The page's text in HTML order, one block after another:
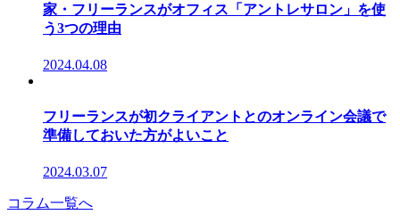
家・フリーランスがオフィス「アントレサロン」を使
う3つの理由
2024.04.08
フリーランスが初クライアントとのオンライン会議で
準備しておいた方がよいこと
2024.03.07
コラム一覧へ